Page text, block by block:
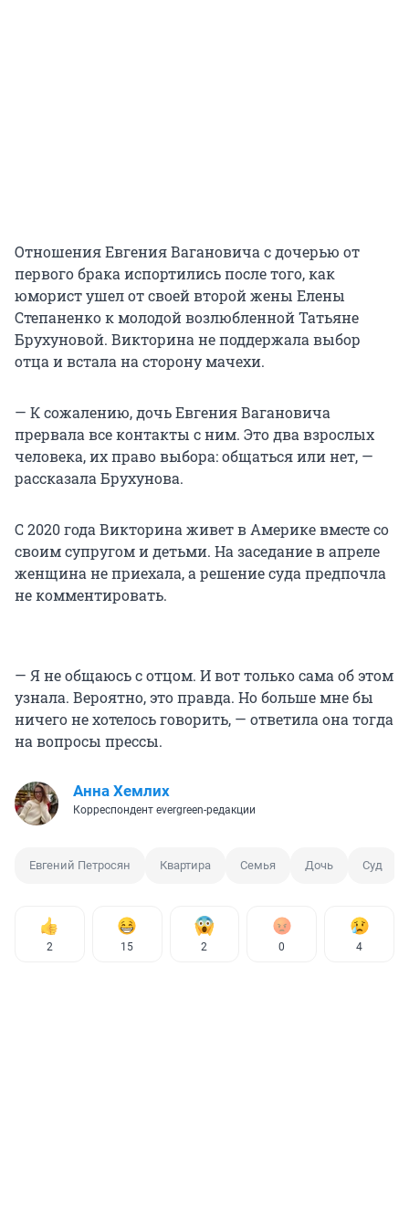
Отношения Евгения Вагановича с дочерью от
первого брака испортились после того, как
юморист ушел от своей второй жены Елены
Степаненко к молодой возлюбленной Татьяне
Брухуновой. Викторина не поддержала выбор
отца и встала на сторону мачехи.
— К сожалению, дочь Евгения Вагановича
прервала все контакты с ним. Это два взрослых
человека, их право выбора: общаться или нет, —
рассказала Брухунова.
С 2020 года Викторина живет в Америке вместе со
своим супругом и детьми. На заседание в апреле
женщина не приехала, а решение суда предпочла
не комментировать.
— Я не общаюсь с отцом. И вот только сама об этом
узнала. Вероятно, это правда. Но больше мне бы
ничего не хотелось говорить, — ответила она тогда
на вопросы прессы.
Анна Хемлих
Корреспондент evergreen-редакции
Евгений Петросян Квартира Семья Дочь Суд
2 15 2 0 4